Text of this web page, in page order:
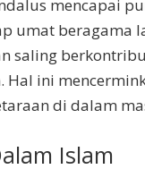
mencapai
umat beragama
saling
ini
di dalam
Islam